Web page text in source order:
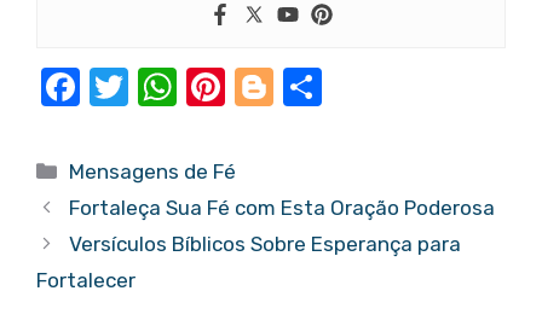
F
c
e
b
o
T
it
te
r
W
at
s
A
Pi
er
e
st
Bl
g
er
e
Categorias
Mensagens de Fé
Fortaleça Sua Fé com Esta Oração Poderosa
Versículos Bíblicos Sobre Esperança para
Fortalecer